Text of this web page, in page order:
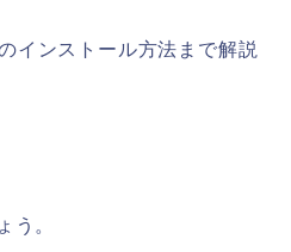
インストール方法まで解説
う。